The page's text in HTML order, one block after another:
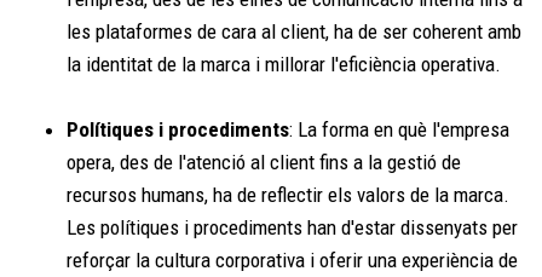
les plataformes de cara al client, ha de ser coherent amb
la identitat de la marca i millorar l'eficiència operativa.
Polítiques i procediments: La forma en què l'empresa
opera, des de l'atenció al client fins a la gestió de
recursos humans, ha de reflectir els valors de la marca.
Les polítiques i procediments han d'estar dissenyats per
reforçar la cultura corporativa i oferir una experiència de